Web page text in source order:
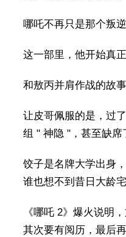
哪吒不再只是那个叛逆
这一部里，他开始真
和敖丙并肩作战的故
让皮哥佩服的是，过
组 " 神隐 "，甚至缺席
饺子是名牌大学出身
谁也想不到昔日大龄
《哪吒 2》爆火说明
其次要有阅历，最后